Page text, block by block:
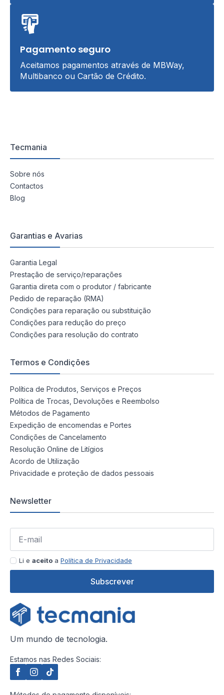
Pagamento seguro
Aceitamos pagamentos através de MBWay,
Multibanco ou Cartão de Crédito.
Tecmania
Sobre nós
Contactos
Blog
Garantias e Avarias
Garantia Legal
Prestação de serviço/reparações
Garantia direta com o produtor / fabricante
Pedido de reparação (RMA)
Condições para reparação ou substituição
Condições para redução do preço
Condições para resolução do contrato
Termos e Condições
Política de Produtos, Serviços e Preços
Política de Trocas, Devoluções e Reembolso
Métodos de Pagamento
Expedição de encomendas e Portes
Condições de Cancelamento
Resolução Online de Litígios
Acordo de Utilização
Privacidade e proteção de dados pessoais
Newsletter
Li e aceito a Política de Privacidade
Subscrever
Um mundo de tecnologia.
Estamos nas Redes Sociais: